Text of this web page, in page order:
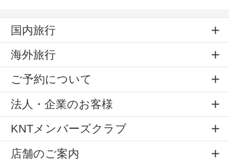
国内旅行
海外旅行
ご予約について
法人・企業のお客様
KNTメンバーズクラブ
店舗のご案内